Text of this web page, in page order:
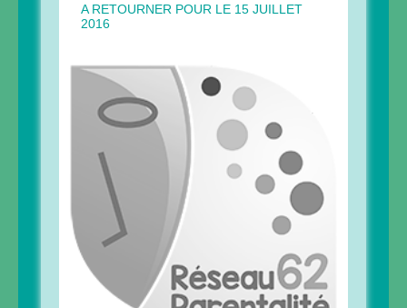
A RETOURNER POUR LE 15 JUILLET
2016